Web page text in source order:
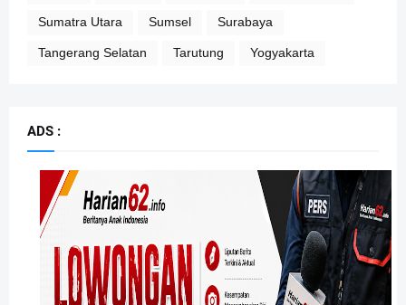
Sumatra Utara Sumsel Surabaya
Tangerang Selatan Tarutung Yogyakarta
ADS :